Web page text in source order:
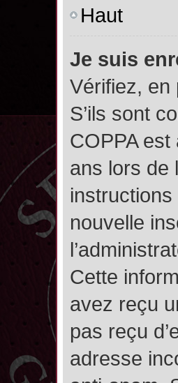
Haut
Je suis
Vérifiez, en
S’ils sont
COPPA
ans lors de
nouvelle
Cette
avez reçu
pas reçu
adresse